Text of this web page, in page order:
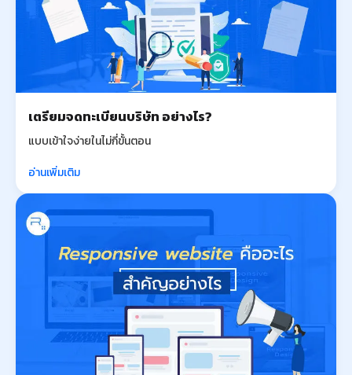
เตรียมจดทะเบียนบริษัท อย่างไร?
แบบเข้าใจง่ายในไม่กี่ขั้นตอน
อ่านเพิ่มเติม